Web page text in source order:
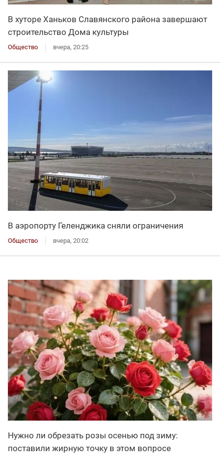
В хуторе Ханьков Славянского района завершают
строительство Дома культуры
Общество вчера, 20:25
В аэропорту Геленджика сняли ограничения
Общество вчера, 20:02
Нужно ли обрезать розы осенью под зиму:
поставили жирную точку в этом вопросе